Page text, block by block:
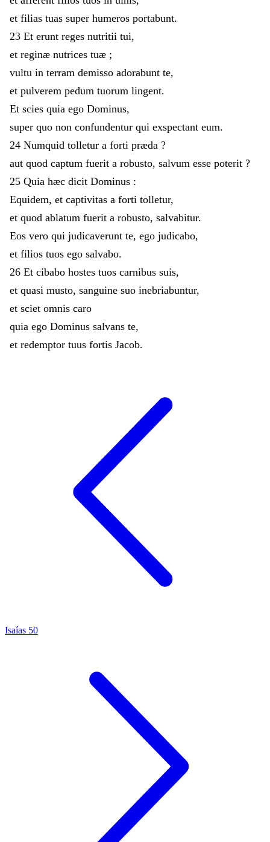
et filias tuas super humeros portabunt.
23 Et erunt reges nutritii tui,
et reginæ nutrices tuæ ;
vultu in terram demisso adorabunt te,
et pulverem pedum tuorum lingent.
Et scies quia ego Dominus,
super quo non confundentur qui exspectant eum.
24 Numquid tolletur a forti præda ?
aut quod captum fuerit a robusto, salvum esse poterit ?
25 Quia hæc dicit Dominus :
Equidem, et captivitas a forti tolletur,
et quod ablatum fuerit a robusto, salvabitur.
Eos vero qui judicaverunt te, ego judicabo,
et filios tuos ego salvabo.
26 Et cibabo hostes tuos carnibus suis,
et quasi musto, sanguine suo inebriabuntur,
et sciet omnis caro
quia ego Dominus salvans te,
et redemptor tuus fortis Jacob.
Isaías 50